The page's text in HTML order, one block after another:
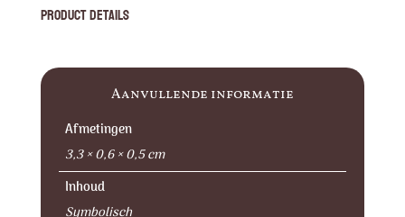
Product Details
Aanvullende informatie
Afmetingen
3,3 × 0,6 × 0,5 cm
Inhoud
Symbolisch